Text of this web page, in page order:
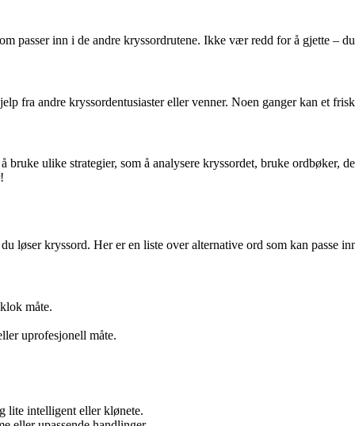
passer inn i de andre kryssordrutene. Ikke vær redd for å gjette –
fra andre kryssordentusiaster eller venner. Noen ganger kan et
ulike strategier, som å analysere kryssordet, bruke ordbøker,
løser kryssord. Her er en liste over alternative ord som kan passe
måte.
uprofesjonell måte.
lite intelligent eller klønete.